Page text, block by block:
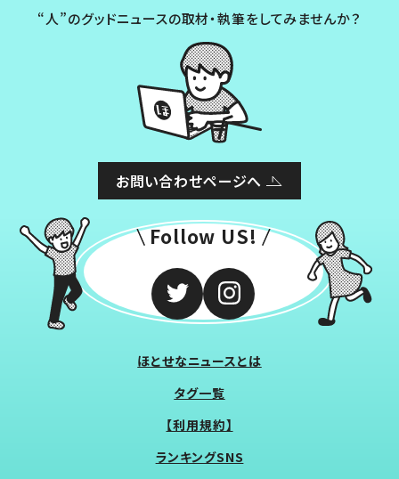
“人”のグッドニュースの取材・執筆をしてみませんか？
お問い合わせページへ
Follow US!
ほとせなニュースとは
タグ一覧
【利用規約】
ランキングSNS